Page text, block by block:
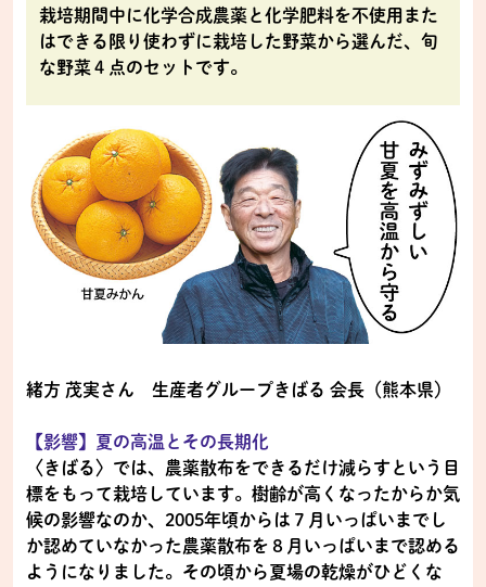
栽培期間中に化学合成農薬と化学肥料を不使用また
はできる限り使わずに栽培した野菜から選んだ、旬
な野菜４点のセットです。
緒方 茂実さん 生産者グループきばる 会長（熊本県）
【影響】夏の高温とその長期化
〈きばる〉では、農薬散布をできるだけ減らすという目
標をもって栽培しています。樹齢が高くなったからか気
候の影響なのか、2005年頃からは７月いっぱいまでし
か認めていなかった農薬散布を８月いっぱいまで認める
ようになりました。その頃から夏場の乾燥がひどくな